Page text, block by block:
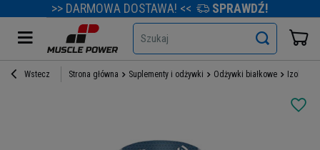
>> DARMOWA DOSTAWA! << SPRAWDŹ!
Szukaj
Wstecz Strona główna Suplementy i odżywki Odżywki białkowe Izolaty